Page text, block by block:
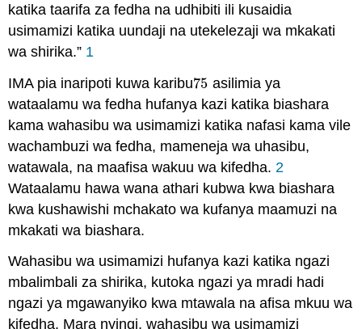
katika taarifa za fedha na udhibiti ili kusaidia
usimamizi katika uundaji na utekelezaji wa mkakati
wa shirika.” 1
IMA pia inaripoti kuwa karibu75
75 asilimia ya
wataalamu wa fedha hufanya kazi katika biashara
kama wahasibu wa usimamizi katika nafasi kama vile
wachambuzi wa fedha, mameneja wa uhasibu,
watawala, na maafisa wakuu wa kifedha. 2
Wataalamu hawa wana athari kubwa kwa biashara
kwa kushawishi mchakato wa kufanya maamuzi na
mkakati wa biashara.
Wahasibu wa usimamizi hufanya kazi katika ngazi
mbalimbali za shirika, kutoka ngazi ya mradi hadi
ngazi ya mgawanyiko kwa mtawala na afisa mkuu wa
kifedha. Mara nyingi, wahasibu wa usimamizi